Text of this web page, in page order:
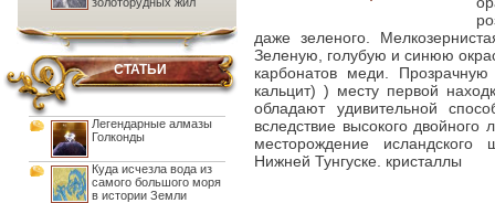
СТАТЬИ
Легендарные алмазы
Голконды
Куда исчезла вода из
самого большого моря
в истории Земли
даже зеленого.
Зеленую, голубую и синюю
карбонатов меди. Прозрачную
кальцит) ) месту первой
обладают удивительной
вследствие высокого
месторождение
Нижней Тунгуске. кристаллы